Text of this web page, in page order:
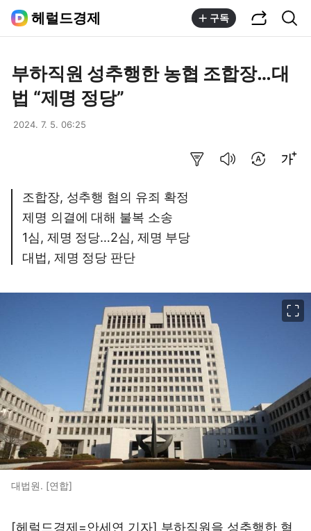
헤럴드경제 구독
부하직원 성추행한 농협 조합장…대
법 “제명 정당”
2024. 7. 5. 06:25
조합장, 성추행 혐의 유죄 확정
제명 의결에 대해 불복 소송
1심, 제명 정당…2심, 제명 부당
대법, 제명 정당 판단
대법원. [연합]
[헤럴드경제=안세연 기자] 부하직원을 성추행한 혐